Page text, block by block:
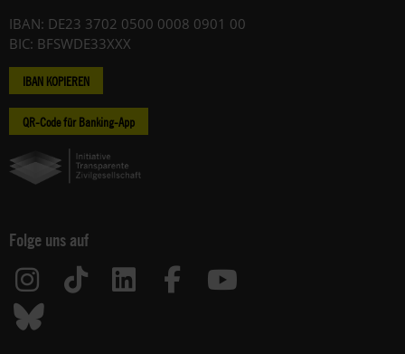
IBAN: DE23 3702 0500 0008 0901 00
BIC: BFSWDE33XXX
IBAN KOPIEREN
QR-Code für Banking-App
Folge uns auf